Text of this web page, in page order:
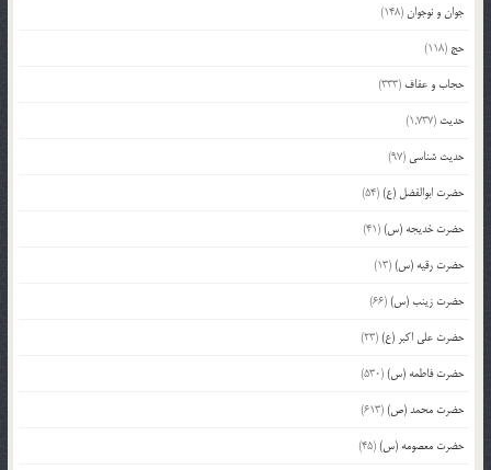
جوان و نوجوان(148)
حج (118)
حجاب و عفاف (333)
حدیث (1,737)
حدیث شناسی (97)
حضرت ابوالفضل (ع)(54)
حضرت خدیجه (س)(41)
حضرت رقیه (س)(13)
حضرت زینب (س)(66)
حضرت علی اکبر (ع)(23)
حضرت فاطمه (س)(530)
حضرت محمد (ص)(613)
حضرت معصومه (س)(45)